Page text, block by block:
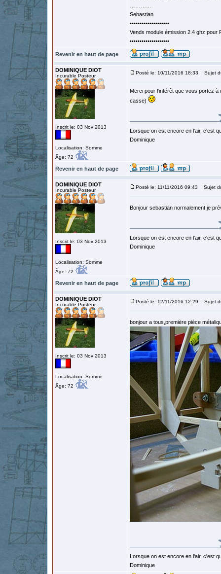
Sebastian
••••••••••••••••••••
Vends module émission 2.4 ghz
••••••••••••••••••••
Revenir en haut de page
DOMINIQUE DIOT
Incurable Posteur
Inscrit le: 03 Nov 2013
Localisation: Somme
Âge: 72
Posté le: 10/11/2016 18:33 Sujet
Merci pour l'intérêt que vous portez
casse)
Lorsque on est encore en l'air, c'est
Dominique
Revenir en haut de page
DOMINIQUE DIOT
Incurable Posteur
Inscrit le: 03 Nov 2013
Localisation: Somme
Âge: 72
Posté le: 11/11/2016 09:43 Sujet
Bonjour sebastian normalement je
Lorsque on est encore en l'air, c'est
Dominique
Revenir en haut de page
DOMINIQUE DIOT
Incurable Posteur
Inscrit le: 03 Nov 2013
Localisation: Somme
Âge: 72
Posté le: 12/11/2016 12:29 Sujet
bonjour a tous,première pièce
Lorsque on est encore en l'air, c'est
Dominique